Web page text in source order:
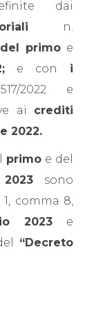
dai
n.
primoe
e con
i
2022 e
ai crediti
2022.
primo e del
sono
comma 8,
2023 e
“Decreto